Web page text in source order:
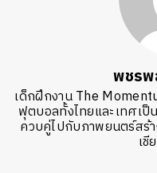
พชร
เด็กฝึกงาน The
ฟุตบอลทั้งไทยและเทศเป็
ควบคู่ไปกับภาพยนตร์สร้า
เชี